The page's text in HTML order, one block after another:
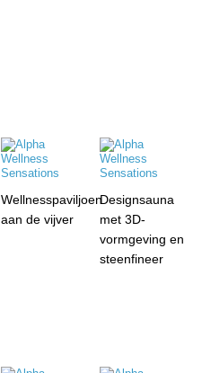
Wellnesspaviljoen
aan de vijver
Designsauna
met 3D-
vormgeving en
steenfineer